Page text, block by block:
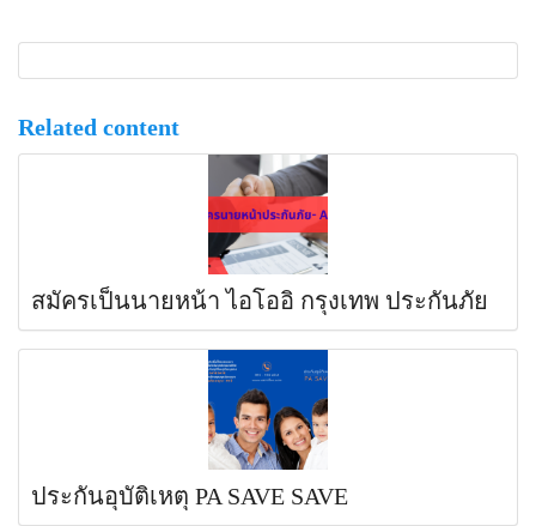
Related content
สมัครเป็นนายหน้า ไอโออิ กรุงเทพ ประกันภัย
ประกันอุบัติเหตุ PA SAVE SAVE